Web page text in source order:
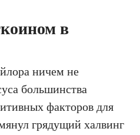
в
ничем не
большинства
факторов для
грядущий халвинг